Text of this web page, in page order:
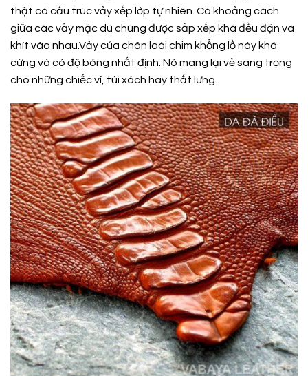
thật có cấu trúc vảy xếp lớp tự nhiên. Có khoảng cách
giữa các vảy mặc dù chúng được sắp xếp khá đều đặn và
khít vào nhau.Vảy của chân loài chim khổng lồ này khá
cứng và có độ bóng nhất định. Nó mang lại vẻ sang trọng
cho những chiếc ví, túi xách hay thắt lưng.